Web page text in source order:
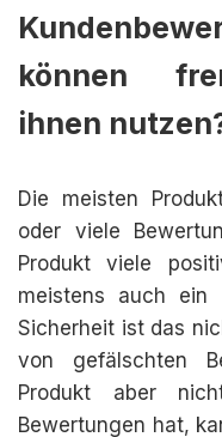
können
ihnen
Die meisten
oder viele
Produkt viele
meistens auch ein
Sicherheit ist das
von gefälschten
Produkt aber
Bewertungen hat,